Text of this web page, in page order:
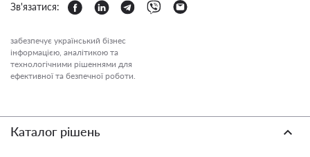
Зв'язатися:
забезпечує український бізнес
інформацією, аналітикою та
технологічними рішеннями для
ефективної та безпечної роботи.
Каталог рішень